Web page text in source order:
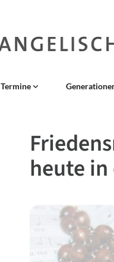
Termine
heute